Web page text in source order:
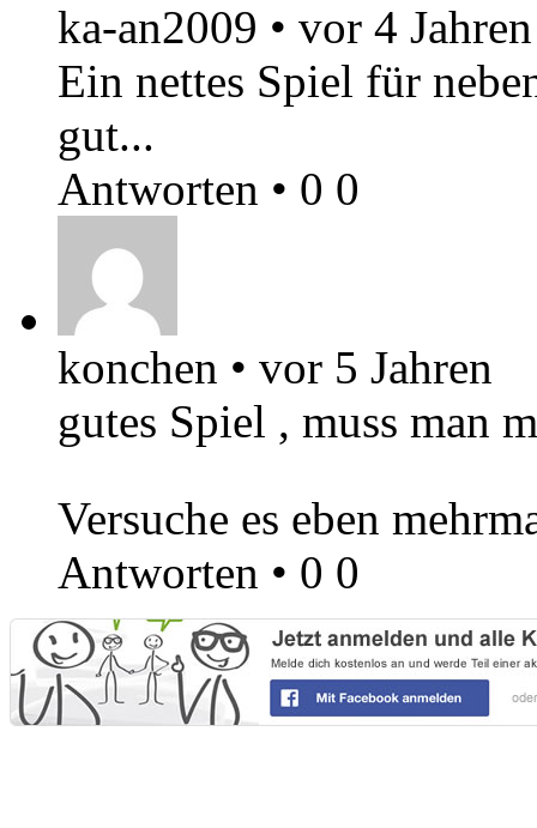
ka-an2009 • vor 4 Jahren
Ein nettes Spiel für
gut...
Antworten • 0 0
konchen • vor 5 Jahren
gutes Spiel , muss man
Versuche es eben
Antworten • 0 0